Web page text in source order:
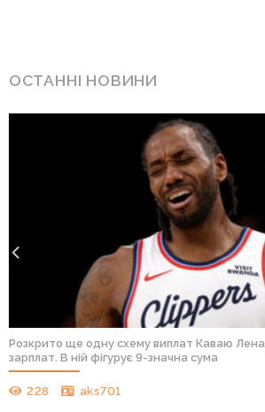
ОСТАННІ НОВИНИ
Розкрито ще одну схему виплат Каваю
зарплат. В ній фігурує 9-значна сума
228 aks701